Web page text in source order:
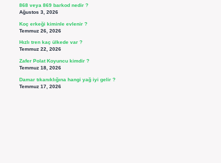
868 veya 869 barkod nedir ?
Ağustos 3, 2026
Koç erkeği kiminle evlenir ?
Temmuz 26, 2026
Hızlı tren kaç ülkede var ?
Temmuz 22, 2026
Zafer Polat Koyuncu kimdir ?
Temmuz 18, 2026
Damar tıkanıklığına hangi yağ iyi gelir ?
Temmuz 17, 2026